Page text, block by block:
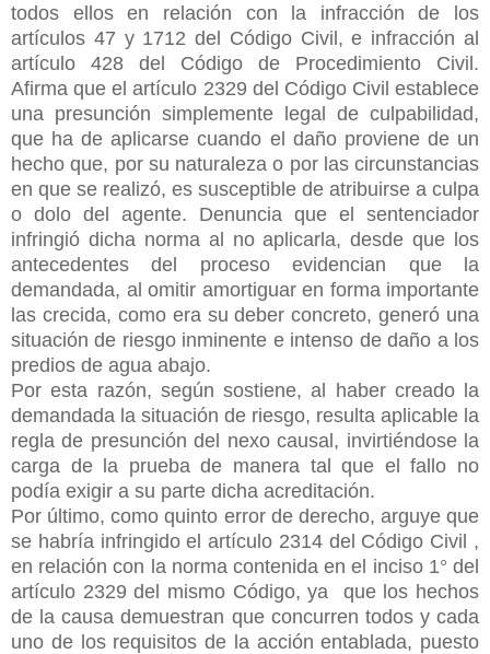
todos ellos en relación con la infracción de los
artículos 47 y 1712 del Código Civil, e infracción al
artículo 428 del Código de Procedimiento Civil.
Afirma que el artículo 2329 del Código Civil establece
una presunción simplemente legal de culpabilidad,
que ha de aplicarse cuando el daño proviene de un
hecho que, por su naturaleza o por las circunstancias
en que se realizó, es susceptible de atribuirse a culpa
o dolo del agente. Denuncia que el sentenciador
infringió dicha norma al no aplicarla, desde que los
antecedentes del proceso evidencian que la
demandada, al omitir amortiguar en forma importante
las crecida, como era su deber concreto, generó una
situación de riesgo inminente e intenso de daño a los
predios de agua abajo.
Por esta razón, según sostiene, al haber creado la
demandada la situación de riesgo, resulta aplicable la
regla de presunción del nexo causal, invirtiéndose la
carga de la prueba de manera tal que el fallo no
podía exigir a su parte dicha acreditación.
Por último, como quinto error de derecho, arguye que
se habría infringido el artículo 2314 del Código Civil ,
en relación con la norma contenida en el inciso 1° del
artículo 2329 del mismo Código, ya que los hechos
de la causa demuestran que concurren todos y cada
uno de los requisitos de la acción entablada, puesto